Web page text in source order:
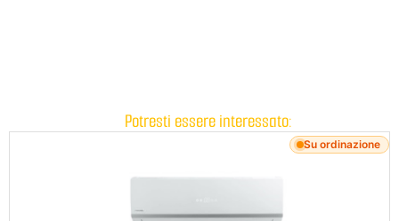
Potresti essere interessato:
Su ordinazione